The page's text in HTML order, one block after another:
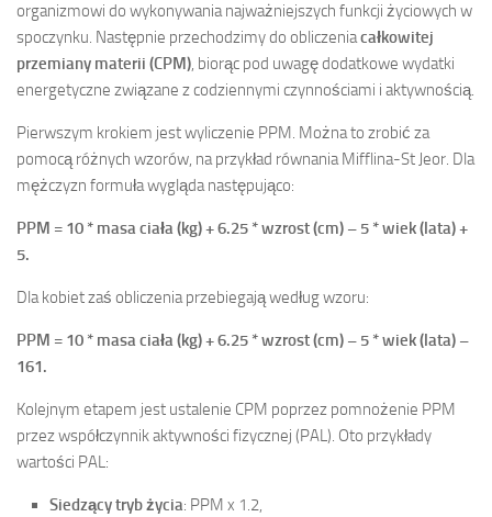
organizmowi do wykonywania najważniejszych funkcji życiowych w
spoczynku. Następnie przechodzimy do obliczeniacałkowitej
przemiany materii (CPM), biorąc pod uwagę dodatkowe wydatki
energetyczne związane z codziennymi czynnościami i aktywnością.
Pierwszym krokiem jest wyliczenie PPM. Można to zrobić za
pomocą różnych wzorów, na przykład równania Mifflina-St Jeor. Dla
mężczyzn formuła wygląda następująco:
PPM = 10 * masa ciała (kg) + 6.25 * wzrost (cm) – 5 * wiek (lata) +
5.
Dla kobiet zaś obliczenia przebiegają według wzoru:
PPM = 10 * masa ciała (kg) + 6.25 * wzrost (cm) – 5 * wiek (lata) –
161.
Kolejnym etapem jest ustalenie CPM poprzez pomnożenie PPM
przez współczynnik aktywności fizycznej (PAL). Oto przykłady
wartości PAL:
Siedzący tryb życia: PPM x 1.2,